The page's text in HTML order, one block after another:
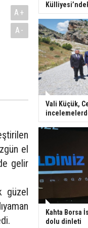
A+
A-
el
gelir
güzel
Vali Küçük,
Kahta Borsa
dolu dinleti